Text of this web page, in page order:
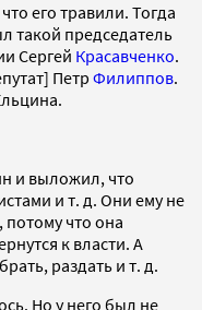
его травили. Тогда
такой председатель
Сергей Красавченко.
Петр Филиппов.
и выложил, что
и т. д. Они ему не
что она
к власти. А
раздать и т. д.
Но у него был не